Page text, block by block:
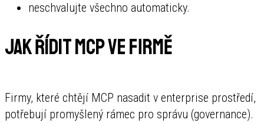
neschvalujte všechno automaticky.
Jak řídit MCP ve firmě
Firmy, které chtějí MCP nasadit v enterprise prostředí,
potřebují promyšlený rámec pro správu (governance).